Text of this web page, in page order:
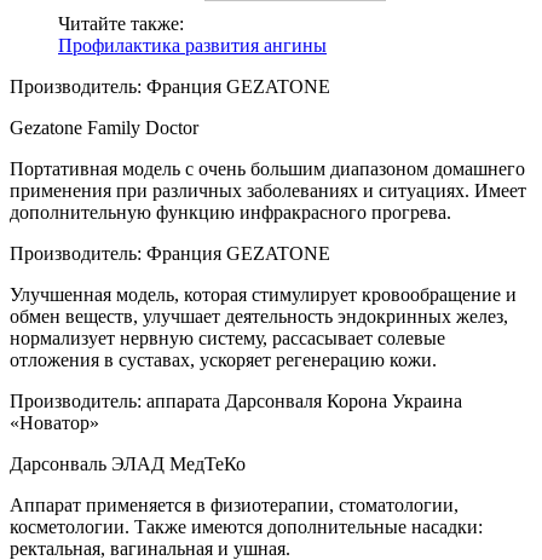
Читайте также:
Профилактика развития ангины
Производитель: Франция GEZATONE
Gezatone Family Doctor
Портативная модель с очень большим диапазоном домашнего
применения при различных заболеваниях и ситуациях. Имеет
дополнительную функцию инфракрасного прогрева.
Производитель: Франция GEZATONE
Улучшенная модель, которая стимулирует кровообращение и
обмен веществ, улучшает деятельность эндокринных желез,
нормализует нервную систему, рассасывает солевые
отложения в суставах, ускоряет регенерацию кожи.
Производитель: аппарата Дарсонваля Корона Украина
«Новатор»
Дарсонваль ЭЛАД МедТеКо
Аппарат применяется в физиотерапии, стоматологии,
косметологии. Также имеются дополнительные насадки:
ректальная, вагинальная и ушная.